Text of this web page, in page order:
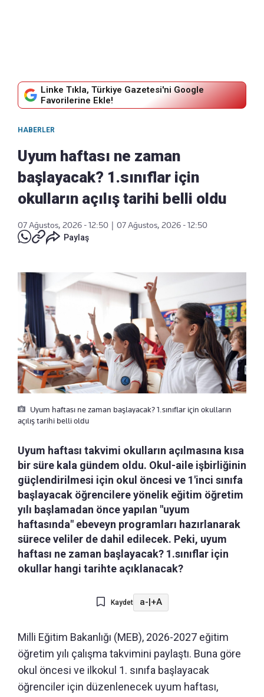
Linke Tıkla, Türkiye Gazetesi'ni Google
Favorilerine Ekle!
HABERLER
Uyum haftası ne zaman
başlayacak? 1.sınıflar için
okulların açılış tarihi belli oldu
07 Ağustos, 2026 - 12:50 | 07 Ağustos, 2026 - 12:50
Paylaş
Uyum haftası ne zaman başlayacak? 1.sınıflar için okulların
açılış tarihi belli oldu
Uyum haftası takvimi okulların açılmasına kısa
bir süre kala gündem oldu. Okul-aile işbirliğinin
güçlendirilmesi için okul öncesi ve 1'inci sınıfa
başlayacak öğrencilere yönelik eğitim öğretim
yılı başlamadan önce yapılan "uyum
haftasında" ebeveyn programları hazırlanarak
sürece veliler de dahil edilecek. Peki, uyum
haftası ne zaman başlayacak? 1.sınıflar için
okullar hangi tarihte açıklanacak?
Kaydet a-|+A
Milli Eğitim Bakanlığı (MEB), 2026-2027 eğitim
öğretim yılı çalışma takvimini paylaştı. Buna göre
okul öncesi ve ilkokul 1. sınıfa başlayacak
öğrenciler için düzenlenecek uyum haftası,